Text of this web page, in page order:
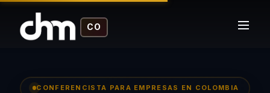
CO
CONFERENCISTA PARA EMPRESAS EN COLOMBIA